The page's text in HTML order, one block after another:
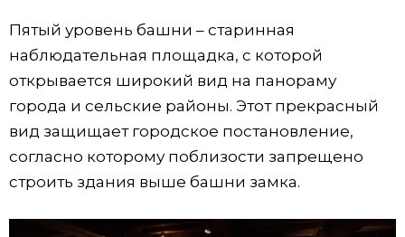
Пятый уровень башни – старинная
наблюдательная площадка, с которой
открывается широкий вид на панораму
города и сельские районы. Этот прекрасный
вид защищает городское постановление,
согласно которому поблизости запрещено
строить здания выше башни замка.